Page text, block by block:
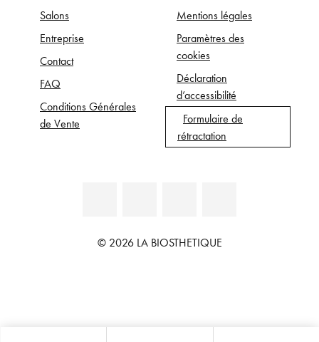
Salons
Entreprise
Contact
FAQ
Conditions Générales
de Vente
Mentions légales
Paramètres des
cookies
Déclaration
d’accessibilité
Formulaire de
rétractation
© 2026 LA BIOSTHETIQUE